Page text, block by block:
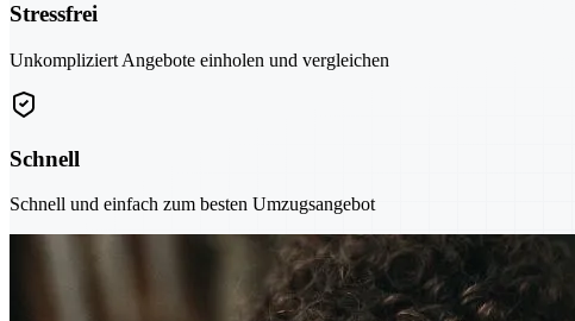
Stressfrei
Unkompliziert Angebote einholen und vergleichen
Schnell
Schnell und einfach zum besten Umzugsangebot